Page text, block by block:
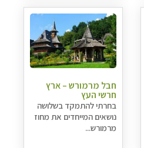
חבל מרמורש – ארץ
חרשי העץ
בחרתי להתמקד בשלושה
נושאים המייחדים את מחוז
מרמורש...